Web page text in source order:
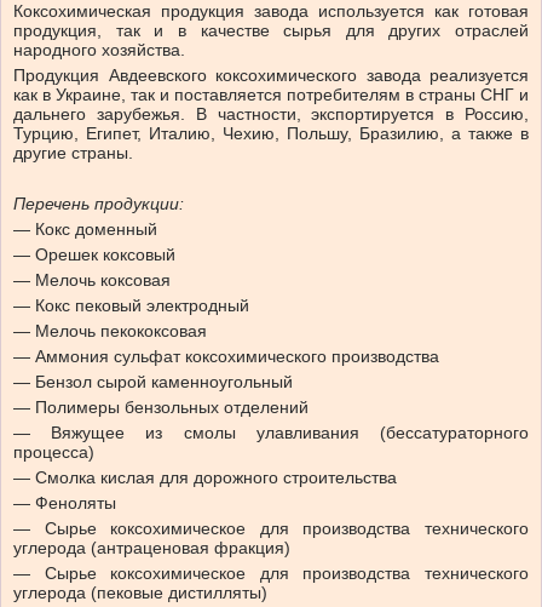
Коксохимическая продукция завода используется как готовая
продукция, так и в качестве сырья для других отраслей
народного хозяйства.
Продукция Авдеевского коксохимического завода реализуется
как в Украине, так и поставляется потребителям в страны СНГ и
дальнего зарубежья. В частности, экспортируется в Россию,
Турцию, Египет, Италию, Чехию, Польшу, Бразилию, а также в
другие страны.
Перечень продукции:
— Кокс доменный
— Орешек коксовый
— Мелочь коксовая
— Кокс пековый электродный
— Мелочь пекококсовая
— Аммония сульфат коксохимического производства
— Бензол сырой каменноугольный
— Полимеры бензольных отделений
— Вяжущее из смолы улавливания (бессатураторного
процесса)
— Смолка кислая для дорожного строительства
— Феноляты
— Сырье коксохимическое для производства технического
углерода (антраценовая фракция)
— Сырье коксохимическое для производства технического
углерода (пековые дистилляты)